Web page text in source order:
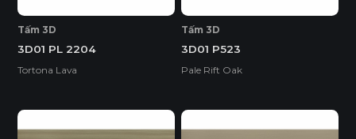
Tấm 3D
3D01 PL 2204
Tortona Lava
Tấm 3D
3D01 P523
Pale Rift Oak